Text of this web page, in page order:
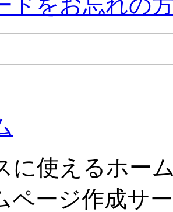
に使えるホー
ページ作成サ